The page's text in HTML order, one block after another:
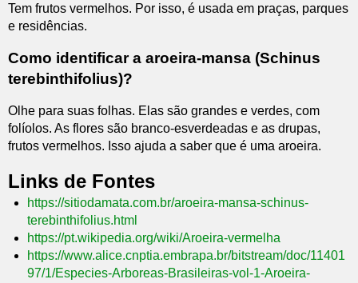
Tem frutos vermelhos. Por isso, é usada em praças, parques
e residências.
Como identificar a aroeira-mansa (Schinus
terebinthifolius)?
Olhe para suas folhas. Elas são grandes e verdes, com
folíolos. As flores são branco-esverdeadas e as drupas,
frutos vermelhos. Isso ajuda a saber que é uma aroeira.
Links de Fontes
https://sitiodamata.com.br/aroeira-mansa-schinus-
terebinthifolius.html
https://pt.wikipedia.org/wiki/Aroeira-vermelha
https://www.alice.cnptia.embrapa.br/bitstream/doc/11401
97/1/Especies-Arboreas-Brasileiras-vol-1-Aroeira-